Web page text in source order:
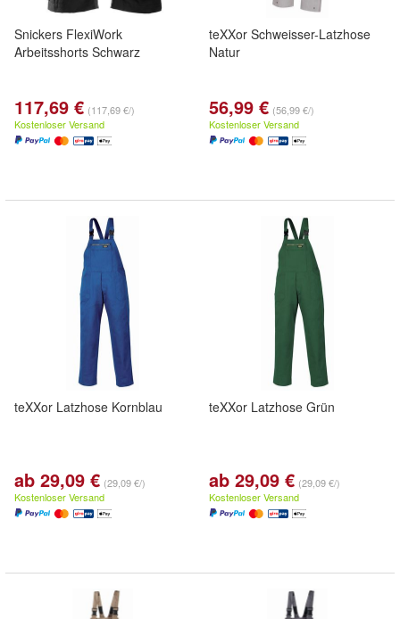
Snickers FlexiWork
Arbeitsshorts Schwarz
117,69 € (117,69 €/)
Kostenloser Versand
teXXor Schweisser-Latzhose
Natur
56,99 € (56,99 €/)
Kostenloser Versand
teXXor Latzhose Kornblau
ab 29,09 € (29,09 €/)
Kostenloser Versand
teXXor Latzhose Grün
ab 29,09 € (29,09 €/)
Kostenloser Versand